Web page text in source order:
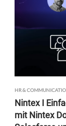
HR &
Nintex I
mit Nintex